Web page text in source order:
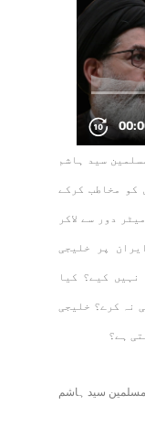
سید ہاشم
کو مخاطب کرکے
دور سے لاکر
پر خلیجی
کیے؟ کیا
نہ کرے؟ خلیجی
ہے؟
سید ہاشم